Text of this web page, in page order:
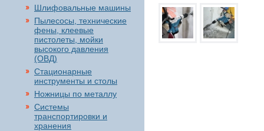
Шлифовальные машины
Пылесосы, технические
фены, клеевые
пистолеты, мойки
высокого давления
(ОВД)
Стационарные
инструменты и столы
Ножницы по металлу
Системы
транспортировки и
хранения